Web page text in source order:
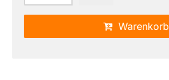
Warenkorb